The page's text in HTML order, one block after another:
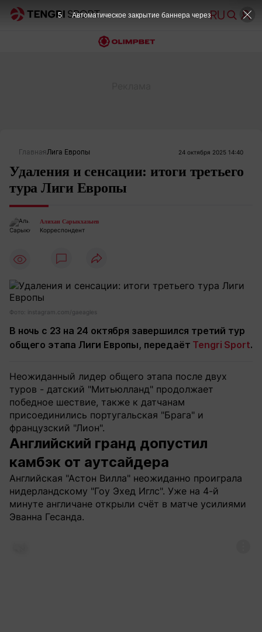
ГлавнаяЛига Европы 24 октября 2025 14:40
Удаления и сенсации: итоги третьего
тура Лиги Европы
Алихан Сарыкхазыев
Корреспондент
Фото: instagram.com/gaeagles
В ночь с 23 на 24 октября завершился третий тур
общего этапа Лиги Европы, передаёт Tengri Sport.
Неожиданный лидер общего этапа после двух
туров - датский "Митьюлланд" продолжает
победное шествие, также к датчанам
присоединились португальская "Брага" и
французский "Лион".
Английский гранд допустил
камбэк от аутсайдера
Английская "Астон Вилла" неожиданно проиграла
нидерландскому "Гоу Эхед Иглс". Уже на 4-й
минуте англичане открыли счёт в матче усилиями
Эванна Гесанда.
4 Автоматическое закрытие баннера через